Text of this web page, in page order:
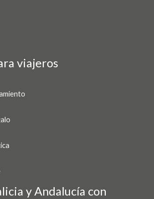
viajeros
y Andalucía con